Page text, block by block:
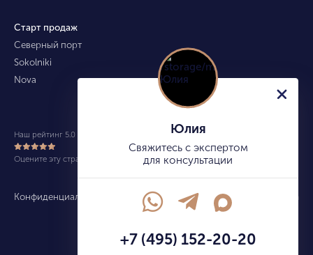
Старт продаж
Северный порт
Sokolniki
Nova
Конфиденциальность Карта сайта info@kupitekvartiru.com
Наш рейтинг 5.0 из 5 (490)
Оцените эту страницу
Юлия
Свяжитесь с экспертом
для консультации
+7 (495) 152-20-20